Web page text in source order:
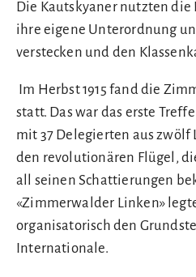
Die Kautskyaner nutzten die
ihre eigene Unterordnung
verstecken und den
Im Herbst 1915 fand die
statt. Das war das erste
mit 37 Delegierten aus
den revolutionären Flügel,
all seinen Schattierungen
«Zimmerwalder Linken»
organisatorisch den
Internationale.